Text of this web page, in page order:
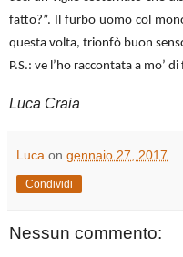
fatto?”. Il furbo uomo col
questa volta, trionfò buon
P.S.: ve l’ho raccontata a mo’
Luca Craia
Luca on gennaio 27, 2017
Condividi
Nessun commento: